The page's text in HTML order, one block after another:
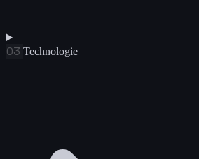
03 Technologie